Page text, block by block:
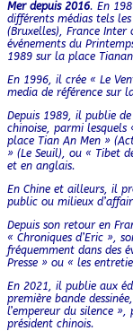
Mer depuis 2016. En
différents médias tels
(Bruxelles), France Inter
événements du
1989 sur la place
En 1996, il crée « Le
media de référence sur
Depuis 1989, il publie
chinoise, parmi
place Tian An Men »
» (Le Seuil), ou « Tibet
et en anglais.
En Chine et ailleurs, il
public ou milieux
Depuis son retour en
« Chroniques d’Eric »,
fréquemment dans des
Presse » ou « les
En 2021, il publie aux
première bande
l’empereur du silence
président chinois.